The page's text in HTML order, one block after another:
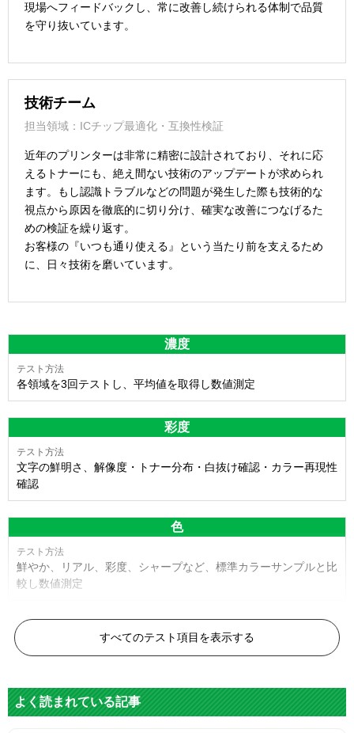
現場へフィードバックし、常に改善し続けられる体制で品質
を守り抜いています。
技術チーム
担当領域：ICチップ最適化・互換性検証
近年のプリンターは非常に精密に設計されており、それに応
えるトナーにも、絶え間ない技術のアップデートが求められ
ます。もし認識トラブルなどの問題が発生した際も技術的な
視点から原因を徹底的に切り分け、確実な改善につなげるた
めの検証を繰り返す。
お客様の『いつも通り使える』という当たり前を支えるため
に、日々技術を磨いています。
濃度
各領域を3回テストし、平均値を取得し数値測定
彩度
文字の鮮明さ、解像度・トナー分布・白抜け確認・カラー再現性
確認
色
鮮やか、リアル、彩度、シャープなど、標準カラーサンプルと比
較し数値測定
グレースケール
すべてのテスト項目を表示する
よく読まれている記事